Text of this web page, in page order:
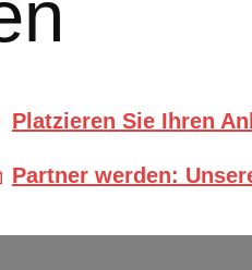
Platzieren Sie Ihren
Partner werden: